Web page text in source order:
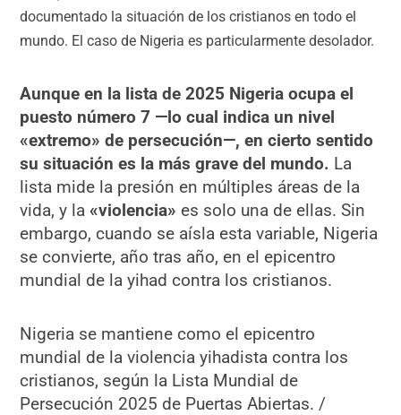
documentado la situación de los cristianos en todo el
mundo. El caso de Nigeria es particularmente desolador.
Aunque en la lista de 2025 Nigeria ocupa el
puesto número 7 —lo cual indica un nivel
«extremo» de persecución—, en cierto sentido
su situación es la más grave del mundo. La
lista mide la presión en múltiples áreas de la
vida, y la «violencia» es solo una de ellas. Sin
embargo, cuando se aísla esta variable, Nigeria
se convierte, año tras año, en el epicentro
mundial de la yihad contra los cristianos.
Nigeria se mantiene como el epicentro
mundial de la violencia yihadista contra los
cristianos, según la Lista Mundial de
Persecución 2025 de Puertas Abiertas. /